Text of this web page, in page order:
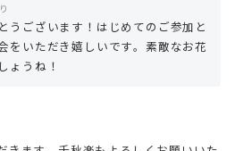
うございます！はじめてのご参加と
をいただき嬉しいです。素敵なお花
ょうね！